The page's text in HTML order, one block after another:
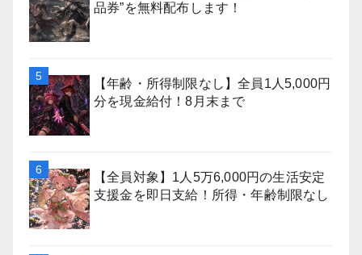
品券”を無料配布します！
【年齢・所得制限なし】全員1人5,000円
分を現金給付！8月末まで
【全員対象】1人5万6,000円の生活安定
支援金を即日支給！所得・年齢制限なし